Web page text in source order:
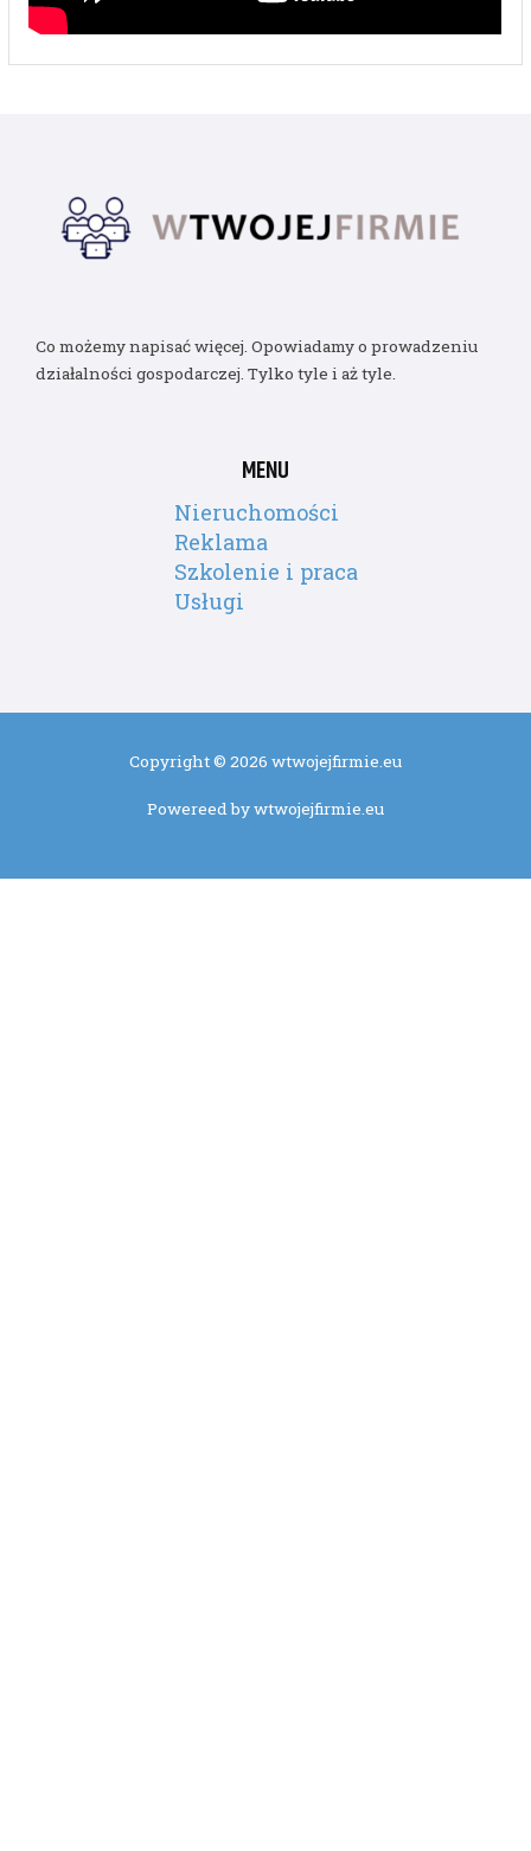
Co możemy napisać więcej. Opowiadamy o prowadzeniu
działalności gospodarczej. Tylko tyle i aż tyle.
MENU
Nieruchomości
Reklama
Szkolenie i praca
Usługi
Copyright © 2026 wtwojejfirmie.eu
Powereed by wtwojejfirmie.eu